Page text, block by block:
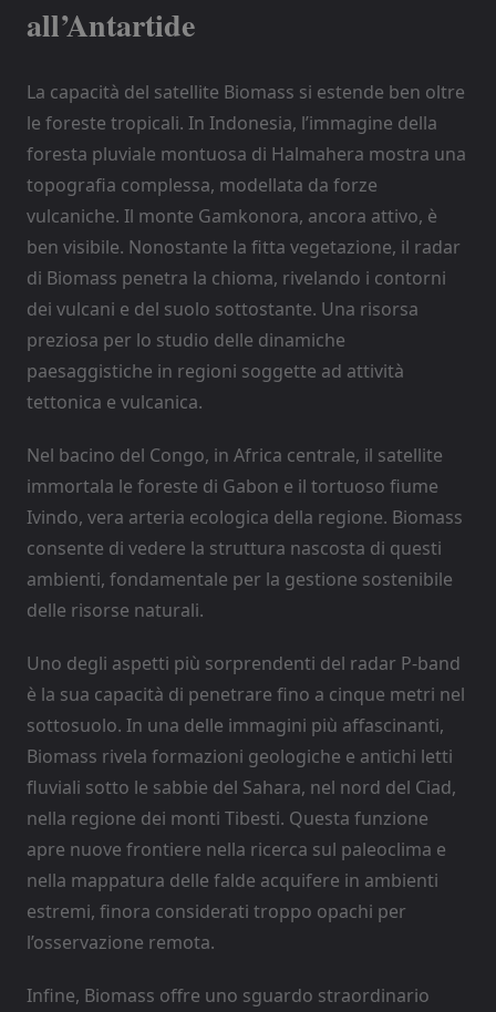
all’Antartide
La capacità del satellite Biomass si estende ben oltre
le foreste tropicali. In Indonesia, l’immagine della
foresta pluviale montuosa di Halmahera mostra una
topografia complessa, modellata da forze
vulcaniche. Il monte Gamkonora, ancora attivo, è
ben visibile. Nonostante la fitta vegetazione, il radar
di Biomass penetra la chioma, rivelando i contorni
dei vulcani e del suolo sottostante. Una risorsa
preziosa per lo studio delle dinamiche
paesaggistiche in regioni soggette ad attività
tettonica e vulcanica.
Nel bacino del Congo, in Africa centrale, il satellite
immortala le foreste di Gabon e il tortuoso fiume
Ivindo, vera arteria ecologica della regione. Biomass
consente di vedere la struttura nascosta di questi
ambienti, fondamentale per la gestione sostenibile
delle risorse naturali.
Uno degli aspetti più sorprendenti del radar P-band
è la sua capacità di penetrare fino a cinque metri nel
sottosuolo. In una delle immagini più affascinanti,
Biomass rivela formazioni geologiche e antichi letti
fluviali sotto le sabbie del Sahara, nel nord del Ciad,
nella regione dei monti Tibesti. Questa funzione
apre nuove frontiere nella ricerca sul paleoclima e
nella mappatura delle falde acquifere in ambienti
estremi, finora considerati troppo opachi per
l’osservazione remota.
Infine, Biomass offre uno sguardo straordinario